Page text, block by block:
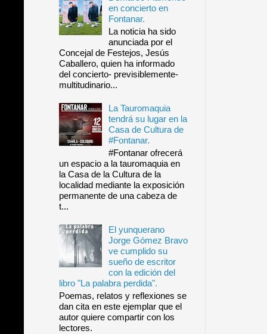
en concierto en
Fontanar.
La noticia ha sido
anunciada por el
Concejal de Festejos, Jesús
Caballero, quien ha informado
del concierto- previsiblemente-
multitudinario...
La Tauromaquia
tendrá su lugar en la
Casa de Cultura de
#Fontanar.
#Fontanar ofrecerá
un espacio a la tauromaquia en
la Casa de la Cultura de la
localidad mediante la exposición
permanente de una cabeza de
t...
El yunquerano
Jorge Gómez Bravo
ve cumplido su
sueño de escritor
con la edición del
libro "La palabra perdida".
Poemas, relatos y reflexiones se
dan cita en este ejemplar que el
autor quiere compartir con los
lectores.